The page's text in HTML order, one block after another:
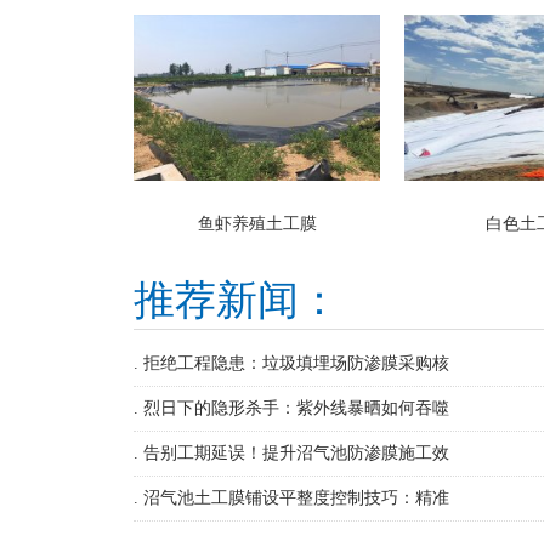
鱼虾养殖土工膜 白色土
推荐新闻：
. 拒绝工程隐患：垃圾填埋场防渗膜采购核
. 烈日下的隐形杀手：紫外线暴晒如何吞噬
. 告别工期延误！提升沼气池防渗膜施工效
. 沼气池土工膜铺设平整度控制技巧：精准